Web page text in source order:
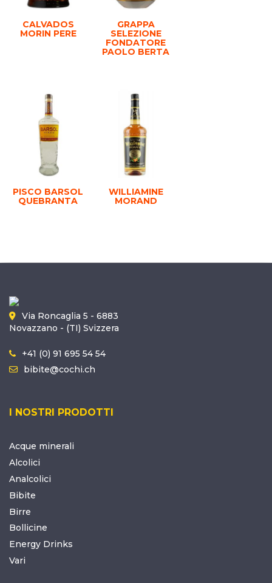
CALVADOS
MORIN PERE
GRAPPA
SELEZIONE
FONDATORE
PAOLO BERTA
PISCO BARSOL
QUEBRANTA
WILLIAMINE
MORAND
Via Roncaglia 5 - 6883
Novazzano - (TI) Svizzera
+41 (0) 91 695 54 54
bibite@cochi.ch
I NOSTRI PRODOTTI
Acque minerali
Alcolici
Analcolici
Bibite
Birre
Bollicine
Energy Drinks
Vari